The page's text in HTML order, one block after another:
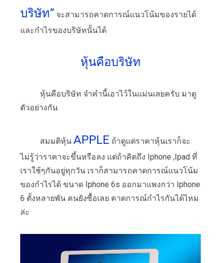
บริษัท” จะสามารถคาดการณ์แนวโน้มของรายได้
และกำไรของบริษัทนั้นได้
หุ้นคือบริษัท
หุ้นคือบริษัท จำคำนี้เอาไว้ในแม่นเลยครับ มาดู
ตัวอย่างกัน
สมมติหุ้น APPLE ถ้าดูแต่ราคาหุ้นเราก็จะ
ไม่รู้ว่าราคาจะขึ้นหรือลง แต่ถ้าคิดถึง Iphone ,Ipad ที่
เราใช้ๆกันอยู่ทุกวัน เราก็สามารถคาดการณ์แนวโน้ม
ของกำไรได้ ขนาด Iphone 6s ออกมาแพงกว่า Iphone
6 ตั้งหลายพัน คนยังซื้อเลย คาดการณ์กำไรกันได้ไหม
ล่ะ